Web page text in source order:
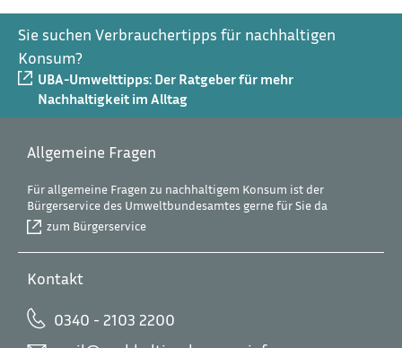
Sie suchen Verbrauchertipps für nachhaltigen
Konsum?
UBA-Umwelttipps: Der Ratgeber für mehr
Nachhaltigkeit im Alltag
Allgemeine Fragen
Für allgemeine Fragen zu nachhaltigem Konsum ist der
Bürgerservice des Umweltbundesamtes gerne für Sie da
zum Bürgerservice
Kontakt
0340 - 2103 2200